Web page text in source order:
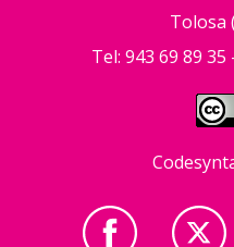
Tolosa
Tel: 943 69 89 35